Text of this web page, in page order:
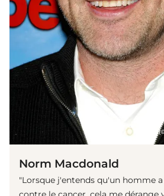
Norm Macdonald
"Lorsque j'entends qu'un homme